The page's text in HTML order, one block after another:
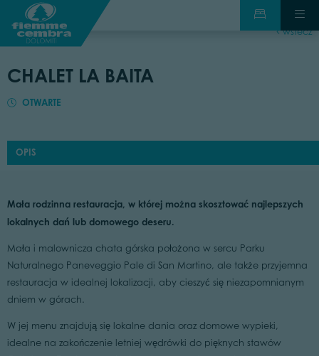
wstecz
CHALET LA BAITA
OTWARTE
OPIS
Mała rodzinna restauracja, w której można skosztować najlepszych
lokalnych dań lub domowego deseru.
Mała i malownicza chata górska położona w sercu Parku
Naturalnego Paneveggio Pale di San Martino, ale także przyjemna
restauracja w idealnej lokalizacji, aby cieszyć się niezapomnianym
dniem w górach.
W jej menu znajdują się lokalne dania oraz domowe wypieki,
idealne na zakończenie letniej wędrówki do pięknych stawów